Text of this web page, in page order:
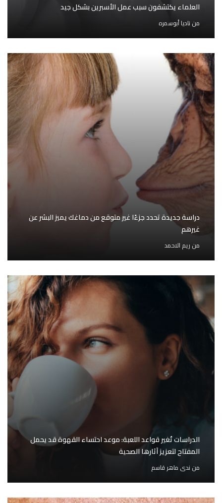
العلماء يكتشفون سبب عمل الأسبرين بشكل جيد
من ناديا أبوسمره
دراسة جديدة تحدد جزءًا غير متوقع من دماغك يميز البشر عن
غيرهم
من ريم الاحمد
الدراسات تُغير قواعد اللعبة: موعد احتساء القهوة قد يحمل
المفتاح لتعزيز آثارها الصحية
من ندى ماهر قاسم